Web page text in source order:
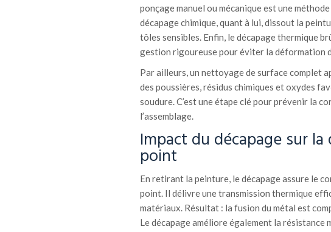
ponçage manuel ou mécanique est une
décapage chimique, quant à lui, dissout la
tôles sensibles. Enfin, le décapage thermique
gestion rigoureuse pour éviter la déformation
Par ailleurs, un nettoyage de surface complet
des poussières, résidus chimiques et oxydes
soudure. C’est une étape clé pour prévenir la
l’assemblage.
Impact du décapage sur
point
En retirant la peinture, le décapage assure le
point. Il délivre une transmission thermique
matériaux. Résultat : la fusion du métal est
Le décapage améliore également la résistance